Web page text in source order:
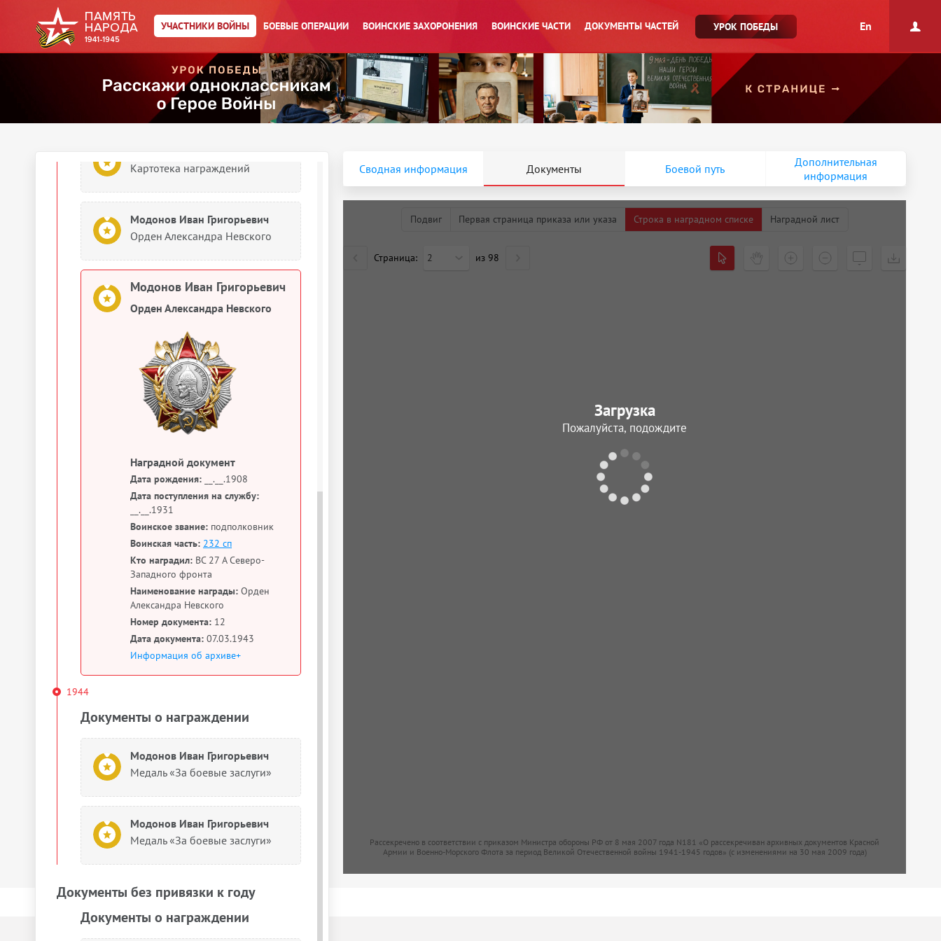
УЧАСТНИКИ ВОЙНЫ БОЕВЫЕ ОПЕРАЦИИ ВОИНСКИЕ ЗАХОРОНЕНИЯ ВОИНСКИЕ ЧАСТИ ДОКУМЕНТЫ ЧАСТЕЙ УРОК ПОБЕДЫ En
Модонов Иван Григорьевич
Документы о награждении
Картотека награждений
Модонов Иван Григорьевич
Орден Александра Невского
Модонов Иван Григорьевич
Орден Александра Невского
Наградной документ
Дата рождения: __.__.1908
Дата поступления на службу:
__.__.1931
Воинское звание: подполковник
Воинская часть: 232 сп
Кто наградил: ВС 27 А Северо-
Западного фронта
Наименование награды: Орден
Александра Невского
Номер документа: 12
Дата документа: 07.03.1943
Информация об архиве+
1944
Документы о награждении
Модонов Иван Григорьевич
Медаль «За боевые заслуги»
Модонов Иван Григорьевич
Медаль «За боевые заслуги»
Документы без привязки к году
Документы о награждении
Сводная информация Документы Боевой путь
Дополнительная
информация
Подвиг Первая страница приказа или указа Строка в наградном списке Наградной лист
Страница: 2 из 98
Рассекречено в соответствии с приказом Министра обороны РФ от 8 мая 2007 года N181 «О рассекречиван архивных документов Красной
Армии и Военно-Морского Флота за период Великой Отечественной войны 1941-1945 годов» (с изменениями на 30 мая 2009 года)
Загрузка
Пожалуйста, подождите